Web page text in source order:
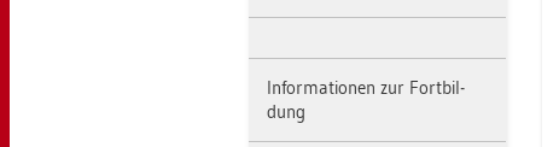
In­for­ma­tio­nen zur Fort­bil­
dung